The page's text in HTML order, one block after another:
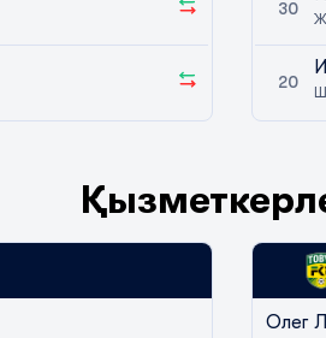
30
20
Олег